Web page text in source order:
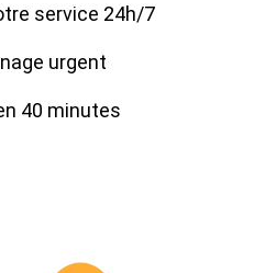
service 24h/7
urgent
40 minutes